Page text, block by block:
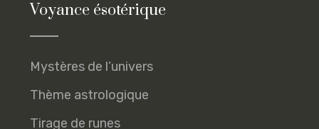
Voyance ésotérique
Mystères de l’univers
Thème astrologique
Tirage de runes